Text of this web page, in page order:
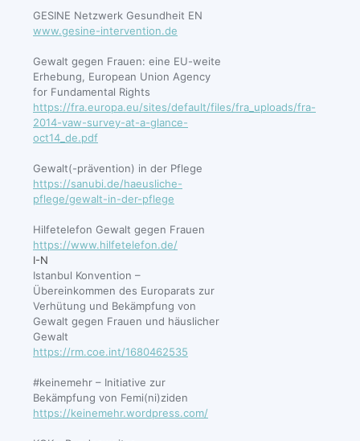
GESINE Netzwerk Gesundheit EN
www.gesine-intervention.de
Gewalt gegen Frauen: eine EU-weite
Erhebung, European Union Agency
for Fundamental Rights
https://fra.europa.eu/sites/default/files/fra_uploads/fra-
2014-vaw-survey-at-a-glance-
oct14_de.pdf
Gewalt(-prävention) in der Pflege
https://sanubi.de/haeusliche-
pflege/gewalt-in-der-pflege
Hilfetelefon Gewalt gegen Frauen
https://www.hilfetelefon.de/
I-N
Istanbul Konvention –
Übereinkommen des Europarats zur
Verhütung und Bekämpfung von
Gewalt gegen Frauen und häuslicher
Gewalt
https://rm.coe.int/1680462535
#keinemehr – Initiative zur
Bekämpfung von Femi(ni)ziden
https://keinemehr.wordpress.com/